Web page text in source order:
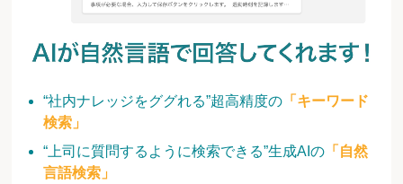
“社内ナレッジをググれる”超高精度の 「キーワード
検索」
“上司に質問するように検索できる”生成AIの 「自然
言語検索」